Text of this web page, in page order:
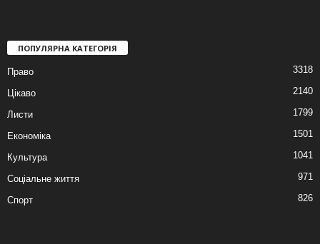
ПОПУЛЯРНА КАТЕГОРІЯ
Право 3318
Цікаво 2140
Листи 1799
Економіка 1501
Культура 1041
Соціальне життя 971
Спорт 826